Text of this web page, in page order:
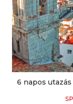
6 napos